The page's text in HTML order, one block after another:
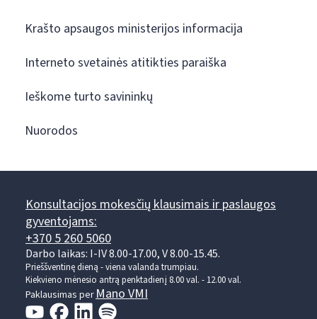
Krašto apsaugos ministerijos informacija
Interneto svetainės atitikties paraiška
Ieškome turto savininkų
Nuorodos
Konsultacijos mokesčių klausimais ir paslaugos
gyventojams:
+370 5 260 5060
Darbo laikas: I-IV 8.00-17.00, V 8.00-15.45.
Prieššventinę dieną - viena valanda trumpiau.
Kiekvieno mėnesio antrą penktadienį 8.00 val. - 12.00 val.
Paklausimas perMano VMI